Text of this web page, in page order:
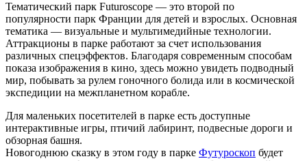
Тематический парк Futuroscope — это второй по
популярности парк Франции для детей и взрослых. Основная
тематика — визуальные и мультимедийные технологии.
Аттракционы в парке работают за счет использования
различных спецэффектов. Благодаря современным способам
показа изображения в кино, здесь можно увидеть подводный
мир, побывать за рулем гоночного болида или в космической
экспедиции на межпланетном корабле.
Для маленьких посетителей в парке есть доступные
интерактивные игры, птичий лабиринт, подвесные дороги и
обзорная башня.
Новогоднюю сказку в этом году в парке Футуроскоп будет